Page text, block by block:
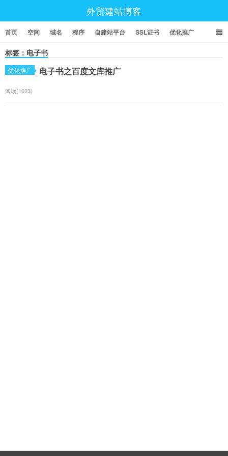
外贸建站博客
首页 空间 域名 程序 自建站平台 SSL证书 优化推广
标签：电子书
优化推广 电子书之百度文库推广
阅读(1023)